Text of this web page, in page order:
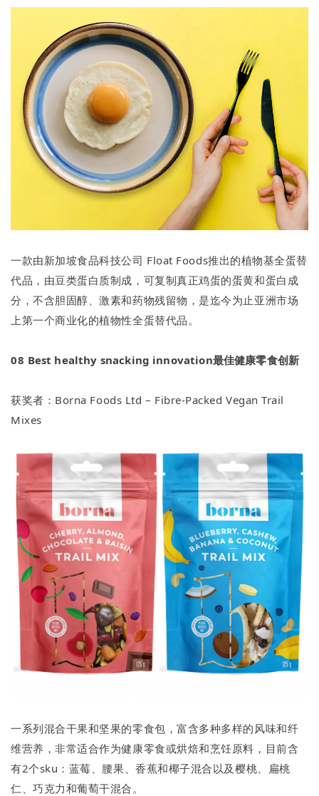
一款由新加坡食品科技公司 Float Foods推出的植物基全蛋替
代品，由豆类蛋白质制成，可复制真正鸡蛋的蛋黄和蛋白成
分，不含胆固醇、激素和药物残留物，是迄今为止亚洲市场
上第一个商业化的植物性全蛋替代品。
08 Best healthy snacking innovation最佳健康零食创新
获奖者：Borna Foods Ltd – Fibre-Packed Vegan Trail
Mixes
一系列混合干果和坚果的零食包，富含多种多样的风味和纤
维营养，非常适合作为健康零食或烘焙和烹饪原料，目前含
有2个sku：蓝莓、腰果、香蕉和椰子混合以及樱桃、扁桃
仁、巧克力和葡萄干混合。